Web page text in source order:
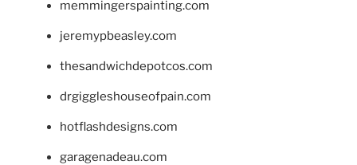
memmingerspainting.com
jeremypbeasley.com
thesandwichdepotcos.com
drgiggleshouseofpain.com
hotflashdesigns.com
garagenadeau.com